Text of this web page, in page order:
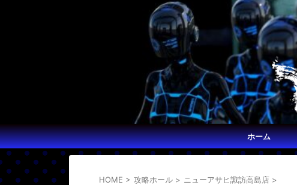
ホーム
HOME > 攻略ホール > ニューアサヒ諏訪高島店 >